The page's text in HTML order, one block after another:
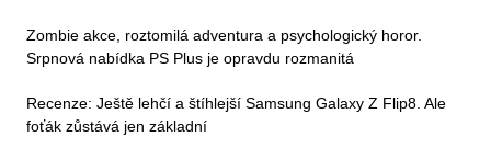
Zombie akce, roztomilá adventura a psychologický horor.
Srpnová nabídka PS Plus je opravdu rozmanitá
Recenze: Ještě lehčí a štíhlejší Samsung Galaxy Z Flip8. Ale
foťák zůstává jen základní